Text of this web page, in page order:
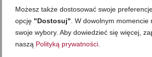
Możesz także dostosować swoje
opcję "Dostosuj" . W dowolnym
swoje wybory. Aby dowiedzieć się więcej,
naszą Polityką prywatności